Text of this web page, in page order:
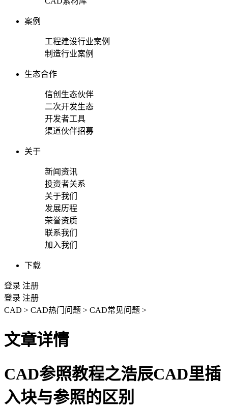
案例
工程建设行业案例
制造行业案例
生态合作
信创生态伙伴
二次开发生态
开发者工具
渠道伙伴招募
关于
新闻资讯
投资者关系
关于我们
发展历程
荣誉资质
联系我们
加入我们
下载
登录 注册
登录 注册
CAD > CAD热门问题 > CAD常见问题 >
文章详情
CAD参照教程之浩辰CAD里插
入块与参照的区别